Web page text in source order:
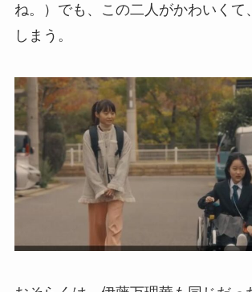
ね。）でも、この二人がかわいくて
しまう。